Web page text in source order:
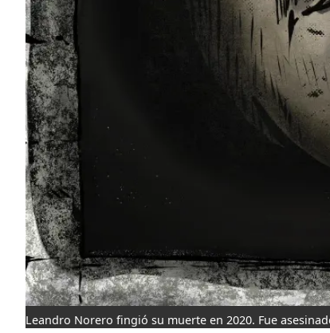
Leandro Norero fingió su muerte en 2020. Fue